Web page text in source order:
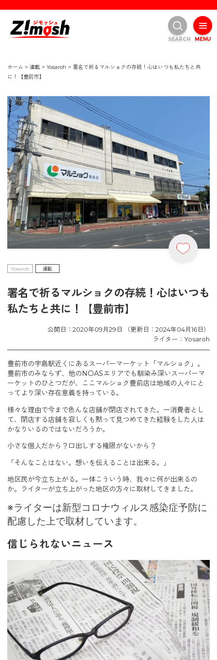
ホーム > 連載 > Yosaroh > 署名で祈るマルショクの存続！心はいつも私たちと共
に！【豊前市】
Yosaroh 連載
署名で祈るマルショクの存続！心はいつも
私たちと共に！【豊前市】
公開日：2020年09月29日 （更新日：2024年04月16日）
ライター：Yosaroh
豊前市の宇島駅近くにあるスーパーマーケット「マルショク」。
豊前市のみならず、他のNOASエリアでも馴染み深いスーパーマ
ーケットのひとつだが、ここマルショク豊前店は地域の人々にと
ってより深い存在意義を持っている。
様々な理由で今まで色んな店舗が閉店されてきた。一消費者とし
て、閉店する店舗を寂しくも黙って見つめてきた経験をした人は
かなりいるのではないだろうか。
小さな個人だから？口出しする権限がないから？
「そんなことはない。想いを伝えることは出来る。」
地区民が今立ち上がる。一体こういう時、我々に何が出来るの
か。ライターが立ち上がった地区の方々に取材してきました。
※ライターは新型コロナウィルス感染症予防に
配慮した上で取材しています。
信じられないニュース
MENU
SEARCH